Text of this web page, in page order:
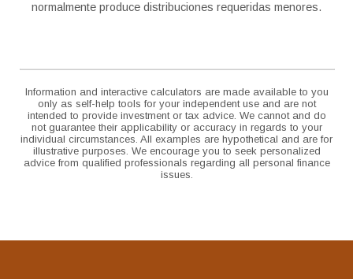
normalmente produce distribuciones requeridas menores.
Information and interactive calculators are made available to you
only as self-help tools for your independent use and are not
intended to provide investment or tax advice. We cannot and do
not guarantee their applicability or accuracy in regards to your
individual circumstances. All examples are hypothetical and are for
illustrative purposes. We encourage you to seek personalized
advice from qualified professionals regarding all personal finance
issues.